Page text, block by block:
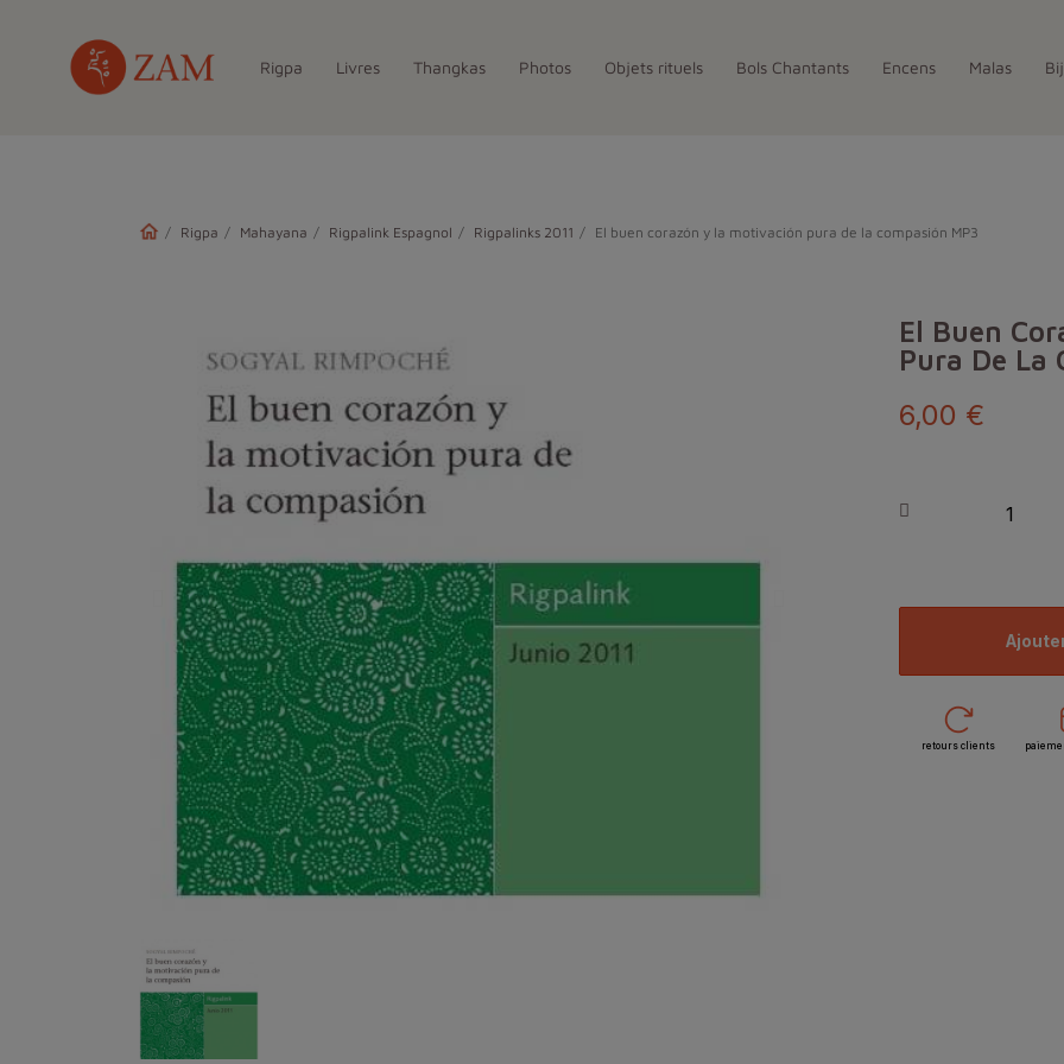
Rigpa Livres Thangkas Photos Objets rituels Bols Chantants Encens Malas
Rigpa Mahayana Rigpalink Espagnol Rigpalinks 2011 El buen corazón y la motivación pura de la compasión MP3
El Buen
Pura De La
6,00 €
retours clients